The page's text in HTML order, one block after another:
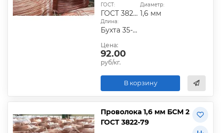
ГОСТ:
ГОСТ 3822-79
Диаметр:
1,6 мм
Длина:
Бухта 35-50 кг
Цена:
92.00
руб/кг.
В корзину
Проволока 1,6 мм БСМ 2
ГОСТ 3822-79